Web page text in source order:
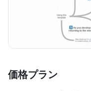
価格プラン